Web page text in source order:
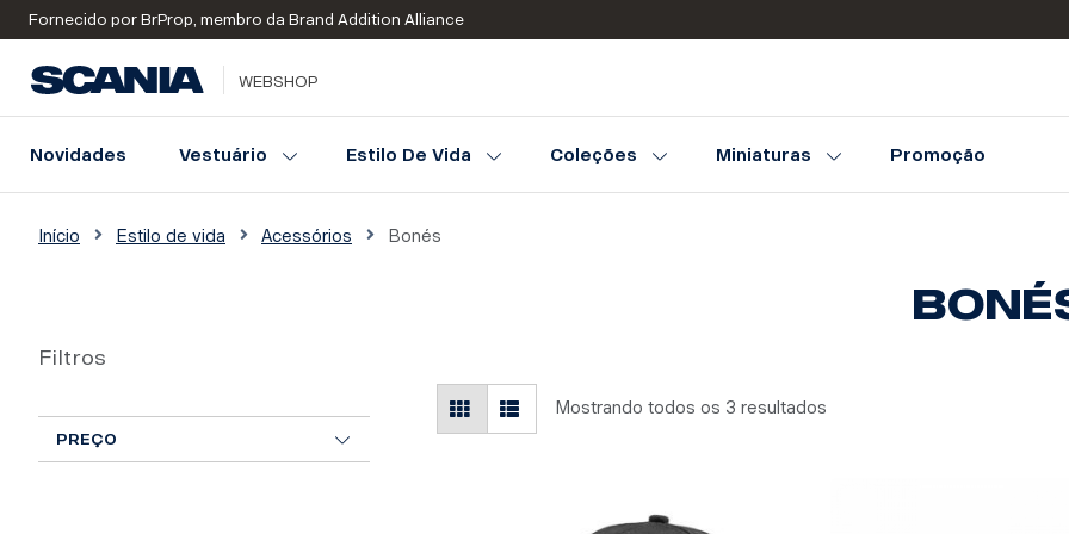
Fornecido por BrProp, membro da Brand Addition Alliance
WEBSHOP
Novidades Vestuário Estilo De Vida Coleções Miniaturas Promoção
Início Estilo de vida Acessórios Bonés
Mostrando todos os 3 resultados
Filtros
PREÇO